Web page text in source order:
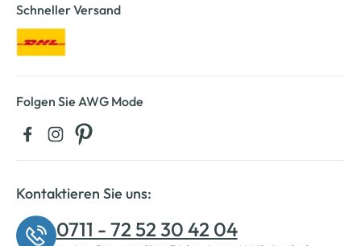
Schneller Versand
Folgen Sie AWG Mode
Kontaktieren Sie uns:
0711 - 72 52 30 42 04